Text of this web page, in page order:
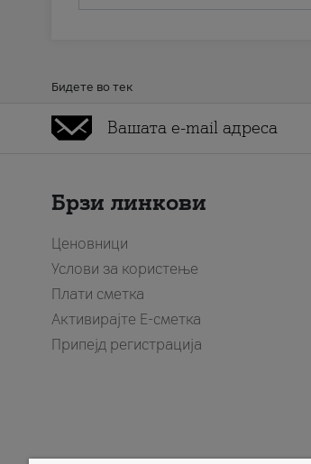
Бидете во тек
Брзи линкови
Ценовници
Услови за користење
Плати сметка
Активирајте Е-сметка
Припејд регистрација